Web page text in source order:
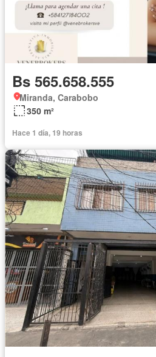
Bs 565.658.555
Miranda, Carabobo
350 m²
Hace 1 día, 19 horas